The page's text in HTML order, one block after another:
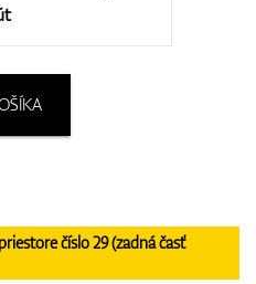
číslo 29 (zadná časť